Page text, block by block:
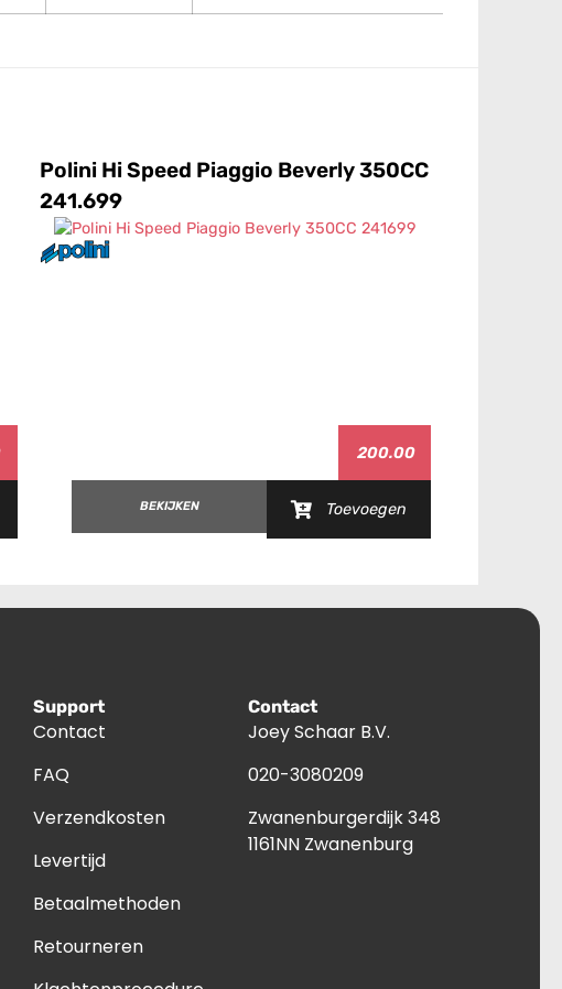
Polini Hi Speed Piaggio Beverly 350CC
241.699
200.00
BEKIJKEN Toevoegen
Support
Contact
FAQ
Verzendkosten
Levertijd
Betaalmethoden
Retourneren
Contact
Joey Schaar B.V.
020-3080209
Zwanenburgerdijk 348
1161NN Zwanenburg